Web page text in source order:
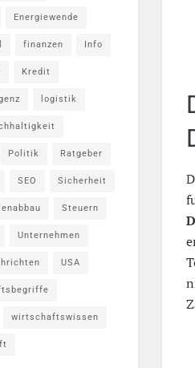
Energiewende
finanzen Info
Kredit
logistik
Politik Ratgeber
SEO Sicherheit
Steuern
Unternehmen
USA
wirtschaftswissen